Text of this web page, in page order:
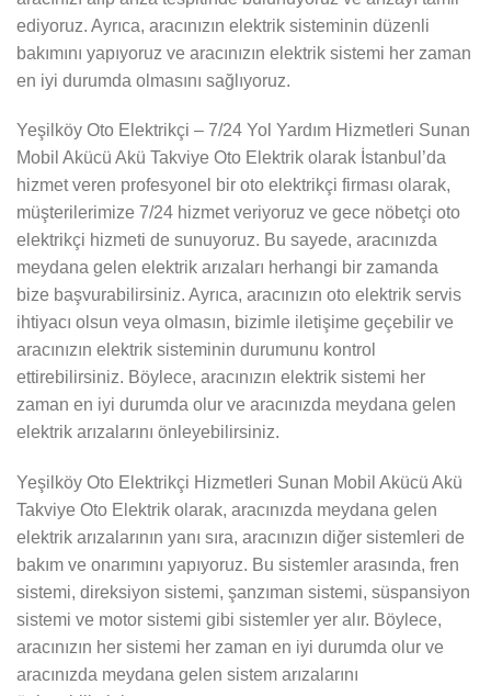
ediyoruz. Ayrıca, aracınızın elektrik sisteminin düzenli
bakımını yapıyoruz ve aracınızın elektrik sistemi her zaman
en iyi durumda olmasını sağlıyoruz.
Yeşilköy Oto Elektrikçi – 7/24 Yol Yardım Hizmetleri Sunan
Mobil Akücü Akü Takviye Oto Elektrik olarak İstanbul’da
hizmet veren profesyonel bir oto elektrikçi firması olarak,
müşterilerimize 7/24 hizmet veriyoruz ve gece nöbetçi oto
elektrikçi hizmeti de sunuyoruz. Bu sayede, aracınızda
meydana gelen elektrik arızaları herhangi bir zamanda
bize başvurabilirsiniz. Ayrıca, aracınızın oto elektrik servis
ihtiyacı olsun veya olmasın, bizimle iletişime geçebilir ve
aracınızın elektrik sisteminin durumunu kontrol
ettirebilirsiniz. Böylece, aracınızın elektrik sistemi her
zaman en iyi durumda olur ve aracınızda meydana gelen
elektrik arızalarını önleyebilirsiniz.
Yeşilköy Oto Elektrikçi Hizmetleri Sunan Mobil Akücü Akü
Takviye Oto Elektrik olarak, aracınızda meydana gelen
elektrik arızalarının yanı sıra, aracınızın diğer sistemleri de
bakım ve onarımını yapıyoruz. Bu sistemler arasında, fren
sistemi, direksiyon sistemi, şanzıman sistemi, süspansiyon
sistemi ve motor sistemi gibi sistemler yer alır. Böylece,
aracınızın her sistemi her zaman en iyi durumda olur ve
aracınızda meydana gelen sistem arızalarını